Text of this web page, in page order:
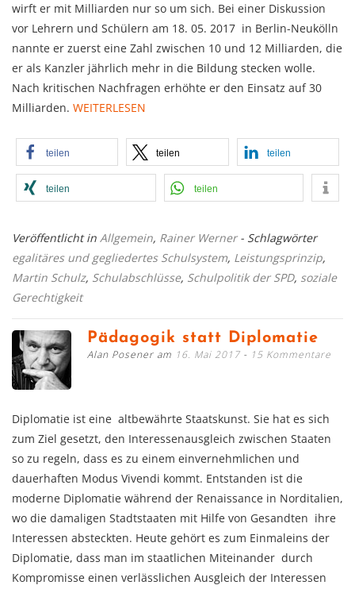
wirft er mit Milliarden nur so um sich. Bei einer Diskussion
vor Lehrern und Schülern am 18. 05. 2017 in Berlin-Neukölln
nannte er zuerst eine Zahl zwischen 10 und 12 Milliarden, die
er als Kanzler jährlich mehr in die Bildung stecken wolle.
Nach kritischen Nachfragen erhöhte er den Einsatz auf 30
Milliarden. WEITERLESEN
teilen teilen teilen
teilen teilen
Veröffentlicht in Allgemein, Rainer Werner - Schlagwörter
egalitäres und gegliedertes Schulsystem, Leistungsprinzip,
Martin Schulz, Schulabschlüsse, Schulpolitik der SPD, soziale
Gerechtigkeit
Pädagogik statt Diplomatie
Alan Posener am 16. Mai 2017 15 Kommentare
Diplomatie ist eine altbewährte Staatskunst. Sie hat es sich
zum Ziel gesetzt, den Interessenausgleich zwischen Staaten
so zu regeln, dass es zu einem einvernehmlichen und
dauerhaften Modus Vivendi kommt. Entstanden ist die
moderne Diplomatie während der Renaissance in Norditalien,
wo die damaligen Stadtstaaten mit Hilfe von Gesandten ihre
Interessen absteckten. Heute gehört es zum Einmaleins der
Diplomatie, dass man im staatlichen Miteinander durch
Kompromisse einen verlässlichen Ausgleich der Interessen